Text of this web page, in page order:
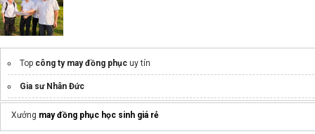
Top công ty may đồng phục uy tín
Gia sư Nhân Đức
phân tích văn bản lặng lẽ sa pa
Xưởng may đồng phục học sinh giá rẻ